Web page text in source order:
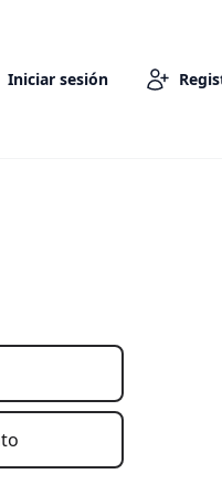
Iniciar sesión